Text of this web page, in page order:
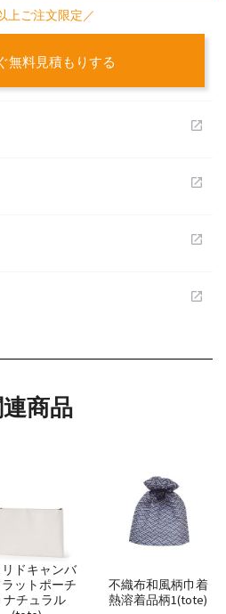
上ご注文限定／
無料見積もりする
open_in_new
open_in_new
open_in_new
open_in_new
連商品
リドキャンバ
ットポーチ
ナチュラル
不織布和風柄巾着
熱溶着品柄1(tote)